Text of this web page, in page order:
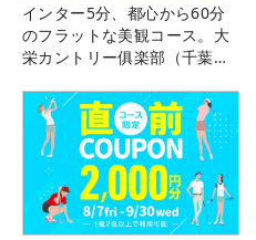
インター5分、都心から60分
のフラットな美観コース。大
栄カントリー俱楽部（千葉